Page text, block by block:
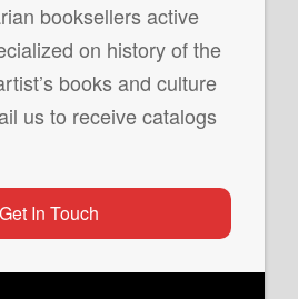
booksellers active
on history of the
books and culture
us to receive catalogs
Get In Touch